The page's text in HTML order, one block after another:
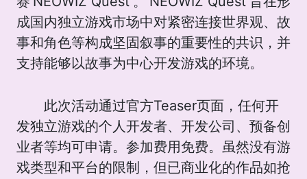
成国内独立游戏市场中对紧密连接世界观、故
事和角色等构成坚固叙事的重要性的共识，并
支持能够以故事为中心开发游戏的环境。
此次活动通过官方Teaser页面，任何开
发独立游戏的个人开发者、开发公司、预备创
业者等均可申请。参加费用免费。虽然没有游
戏类型和平台的限制，但已商业化的作品如抢